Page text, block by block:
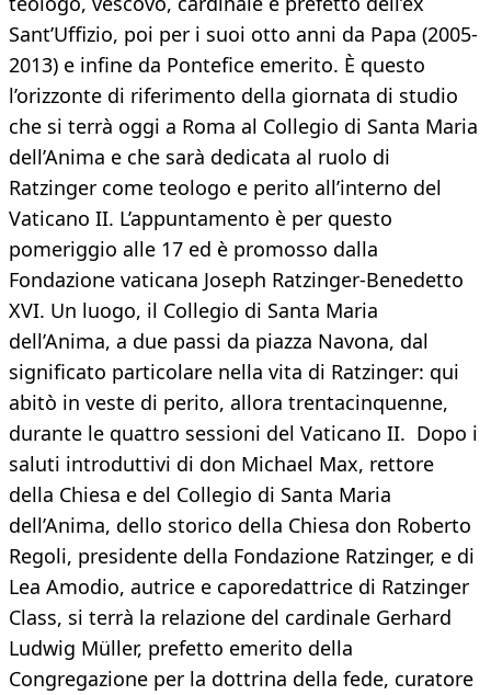
Sant’Uffizio, poi per i suoi otto anni da Papa (2005-
2013) e infine da Pontefice emerito. È questo
l’orizzonte di riferimento della giornata di studio
che si terrà oggi a Roma al Collegio di Santa Maria
dell’Anima e che sarà dedicata al ruolo di
Ratzinger come teologo e perito all’interno del
Vaticano II. L’appuntamento è per questo
pomeriggio alle 17 ed è promosso dalla
Fondazione vaticana Joseph Ratzinger-Benedetto
XVI. Un luogo, il Collegio di Santa Maria
dell’Anima, a due passi da piazza Navona, dal
significato particolare nella vita di Ratzinger: qui
abitò in veste di perito, allora trentacinquenne,
durante le quattro sessioni del Vaticano II. Dopo i
saluti introduttivi di don Michael Max, rettore
della Chiesa e del Collegio di Santa Maria
dell’Anima, dello storico della Chiesa don Roberto
Regoli, presidente della Fondazione Ratzinger, e di
Lea Amodio, autrice e caporedattrice di Ratzinger
Class, si terrà la relazione del cardinale Gerhard
Ludwig Müller, prefetto emerito della
Congregazione per la dottrina della fede, curatore